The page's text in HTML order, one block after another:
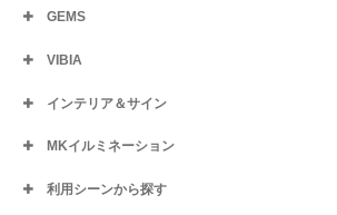
GEMS
VIBIA
インテリア＆サイン
MKイルミネーション
利用シーンから探す